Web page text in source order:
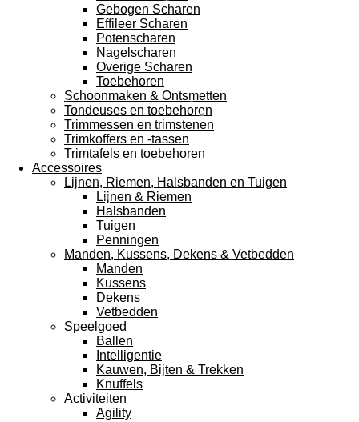
Gebogen Scharen
Effileer Scharen
Potenscharen
Nagelscharen
Overige Scharen
Toebehoren
Schoonmaken & Ontsmetten
Tondeuses en toebehoren
Trimmessen en trimstenen
Trimkoffers en -tassen
Trimtafels en toebehoren
Accessoires
Lijnen, Riemen, Halsbanden en Tuigen
Lijnen & Riemen
Halsbanden
Tuigen
Penningen
Manden, Kussens, Dekens & Vetbedden
Manden
Kussens
Dekens
Vetbedden
Speelgoed
Ballen
Intelligentie
Kauwen, Bijten & Trekken
Knuffels
Activiteiten
Agility